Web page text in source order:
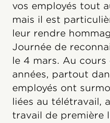
vos employés tout
mais il est
leur rendre
Journée de
le 4 mars. Au
années, partout
employés ont
liées au télétravail,
travail de première